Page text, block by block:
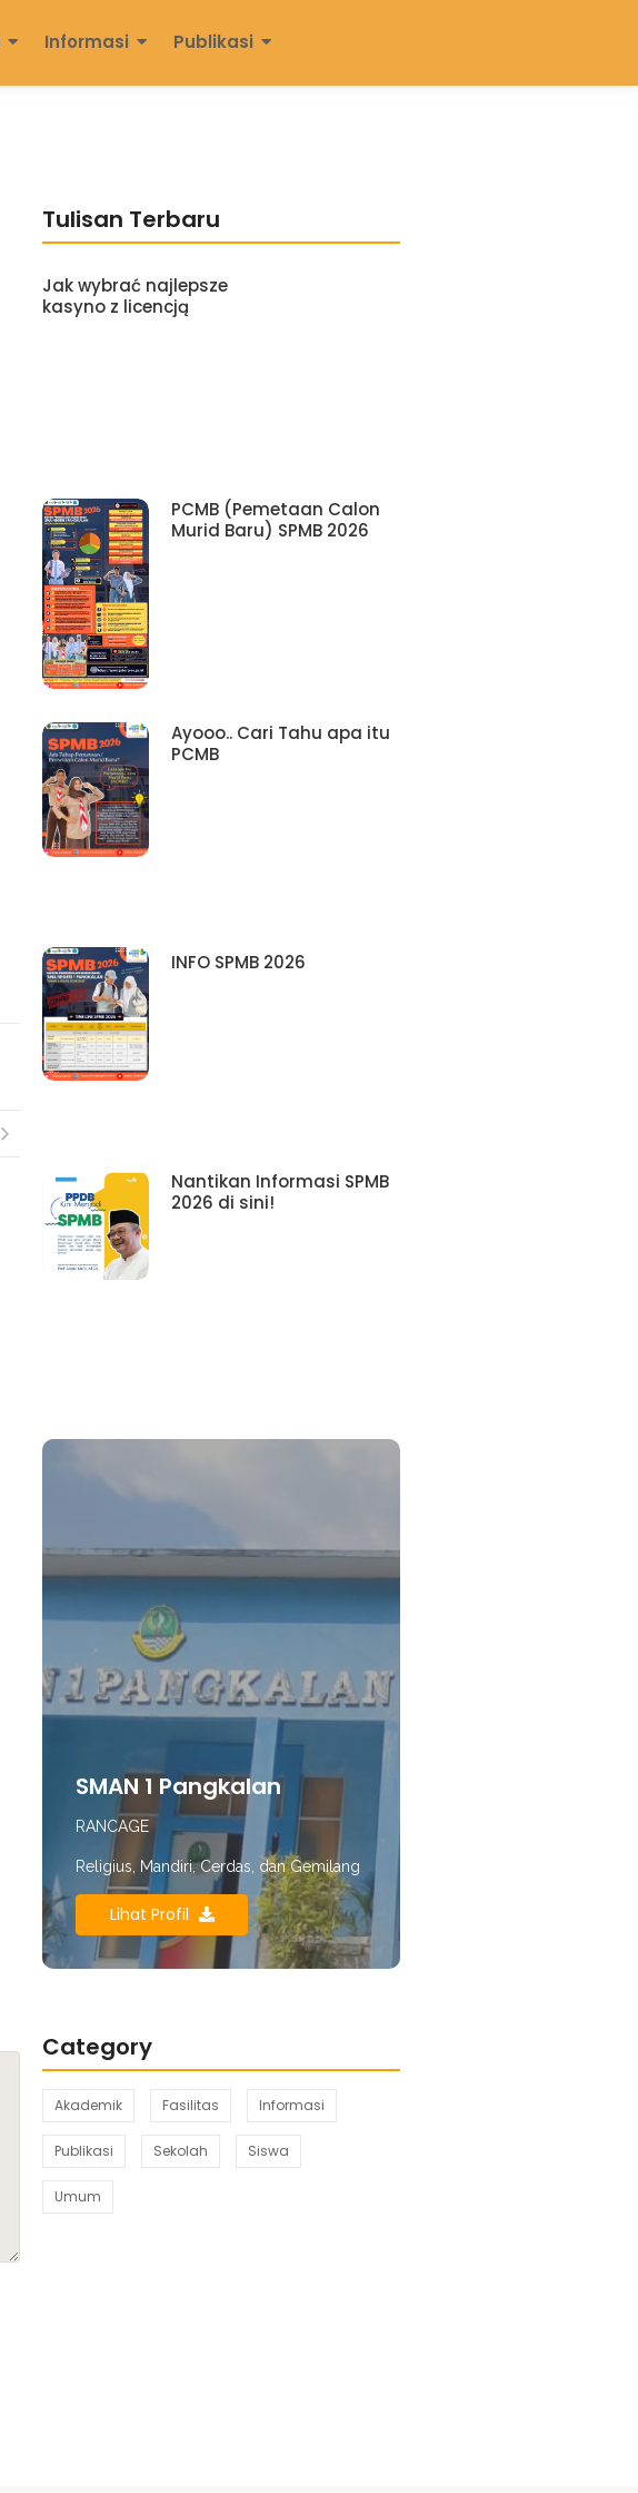
Informasi Publikasi
Tulisan Terbaru
Jak wybrać najlepsze
kasyno z licencją
PCMB (Pemetaan Calon
Murid Baru) SPMB 2026
Ayooo.. Cari Tahu apa itu
PCMB
INFO SPMB 2026
Nantikan Informasi SPMB
2026 di sini!
SMAN 1 Pangkalan
RANCAGE
Religius, Mandiri, Cerdas, dan Gemilang
Lihat Profil
Category
Akademik Fasilitas Informasi
Publikasi Sekolah Siswa
Umum